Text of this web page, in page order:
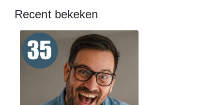
Shower Foam - 200 ml
Body Lotion - 40 ml
Shower Gel - 40 ml
Recent bekeken